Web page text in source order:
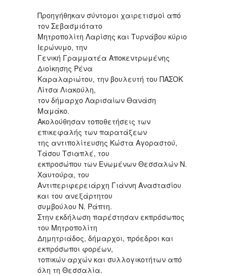
Προηγήθηκαν σύντομοι χαιρετισμοί από
τον Σεβασμιότατο
Μητροπολίτη Λαρίσης και Τυρνάβου κύριο
Ιερώνυμο, την
Γενική Γραμματέα Αποκεντρωμένης
Διοίκησης Ρένα
Καραλαριώτου, την βουλευτή του ΠΑΣΟΚ
Λίτσα Λιακούλη,
τον δήμαρχο Λαρισαίων Θανάση
Μαμάκο.
Ακολούθησαν τοποθετήσεις των
επικεφαλής των παρατάξεων
της αντιπολίτευσης Κώστα Αγοραστού,
Τάσου Τσιαπλέ, του
εκπροσώπου των Ενωμένων Θεσσαλών Ν.
Χαυτούρα, του
Αντιπεριφερειάρχη Γιάννη Αναστασίου
και του ανεξάρτητου
συμβούλου Ν. Ράπτη.
Στην εκδήλωση παρέστησαν εκπρόσωπος
του Μητροπολίτη
Δημητριάδος, δήμαρχοι, πρόεδροι και
εκπρόσωποι φορέων,
τοπικών αρχών και συλλογικοτήτων από
όλη τη Θεσσαλία.